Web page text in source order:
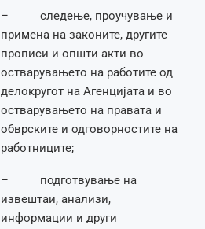
– следење, проучување и
примена на законите, другите
прописи и општи акти во
остварувањето на работите од
делокругот на Агенцијата и во
остварувањето на правата и
обврските и одговорностите на
работниците;
– подготвување на
извештаи, анализи,
информации и други